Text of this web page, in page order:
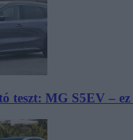
teszt: MG S5EV –